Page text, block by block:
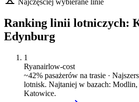
Ranking linii lotniczych:
Edynburg
1
Ryanairlow-cost
~42% pasażerów na trasie ·
lotnisk. Najtaniej w bazach: Modlin,
Katowice.